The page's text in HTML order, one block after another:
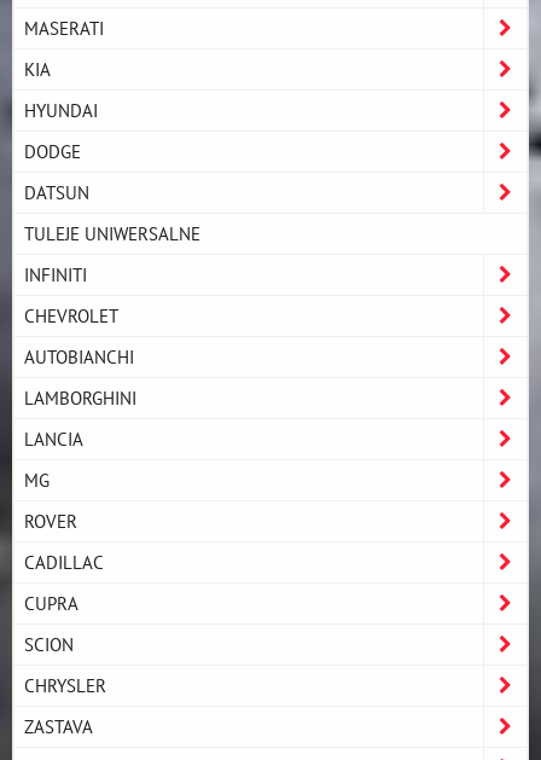
MASERATI
KIA
HYUNDAI
DODGE
DATSUN
TULEJE UNIWERSALNE
INFINITI
CHEVROLET
AUTOBIANCHI
LAMBORGHINI
LANCIA
MG
ROVER
CADILLAC
CUPRA
SCION
CHRYSLER
ZASTAVA